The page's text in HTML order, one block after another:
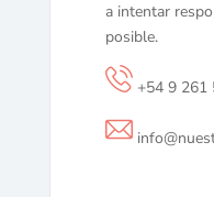
a intentar
posible.
+54 9 261